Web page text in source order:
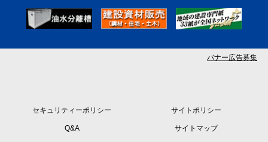
バナー広告募集
セキュリティーポリシー サイトポリシー
Q&A サイトマップ